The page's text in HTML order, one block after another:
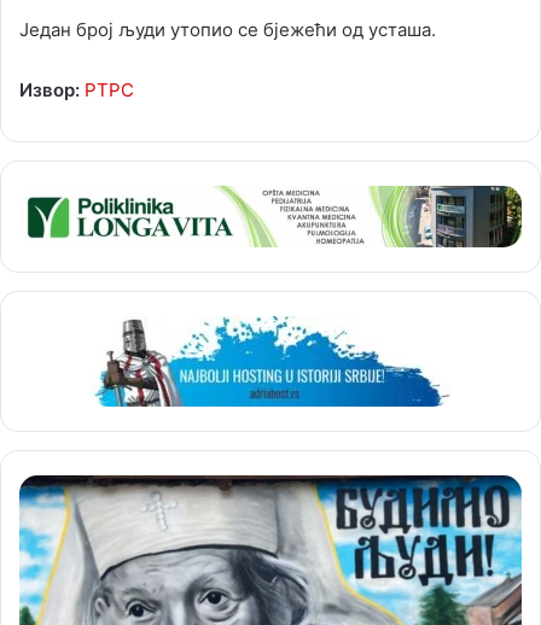
Један број људи утопио се бјежећи од усташа.
Извор: РТРС